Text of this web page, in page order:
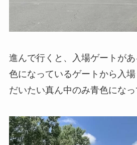
進んで行くと、入場ゲートが
色になっているゲートから入場
だいたい真ん中のみ青色になっ